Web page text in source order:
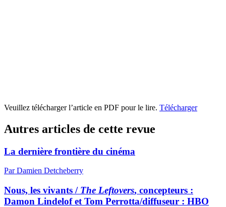
Veuillez télécharger l’article en PDF pour le lire. Télécharger
Autres articles de cette revue
La dernière frontière du cinéma
Par Damien Detcheberry
Nous, les vivants / The Leftovers, concepteurs :
Damon Lindelof et Tom Perrotta/diffuseur : HBO